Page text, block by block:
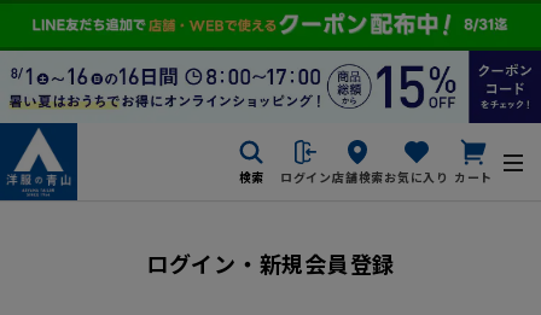
検索 ログイン店舗検索お気に入り カート
ログイン・新規会員登録